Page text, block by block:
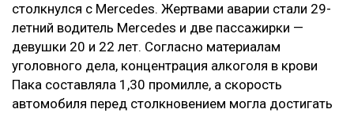
столкнулся с Mercedes. Жертвами аварии стали 29-
летний водитель Mercedes и две пассажирки —
девушки 20 и 22 лет. Согласно материалам
уголовного дела, концентрация алкоголя в крови
Пака составляла 1,30 промилле, а скорость
автомобиля перед столкновением могла достигать